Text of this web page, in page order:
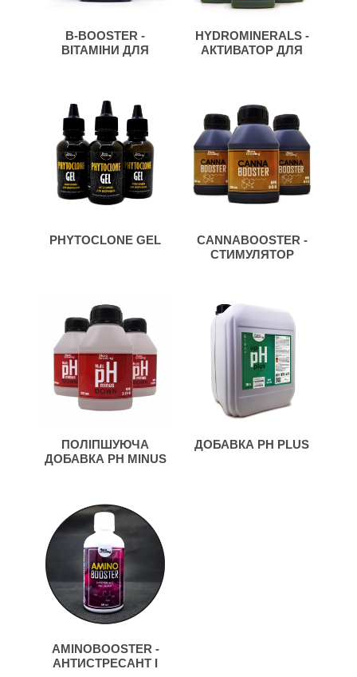
B-BOOSTER -
ВІТАМІНИ ДЛЯ
HYDROMINERALS -
АКТИВАТОР ДЛЯ
PHYTOCLONE GEL
CANNABOOSTER -
СТИМУЛЯТОР
ПОЛІПШУЮЧА
ДОБАВКА PH MINUS
ДОБАВКА PH PLUS
AMINOBOOSTER -
АНТИСТРЕСАНТ І